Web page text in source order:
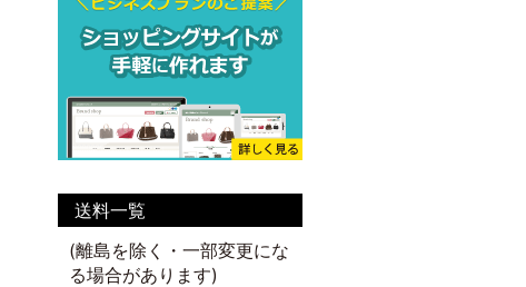
送料一覧
(離島を除く・一部変更にな
る場合があります)